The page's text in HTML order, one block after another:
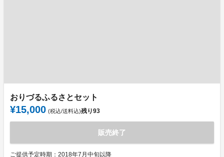
おりづるふるさとセット
¥15,000 (税込/送料込)残り93
販売終了
ご提供予定時期：2018年7月中旬以降